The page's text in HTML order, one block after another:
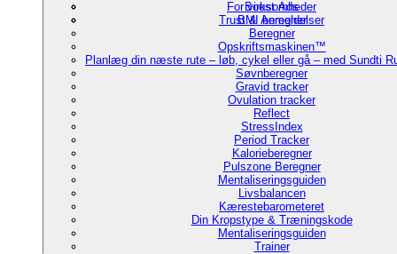
For virksomheder
BMI beregner
Beregner
Opskriftsmaskinen™
Planlæg din næste rute – løb, cykel eller gå – med Sundti
Søvnberegner
Gravid tracker
Ovulation tracker
Reflect
StressIndex
Period Tracker
Kalorieberegner
Pulszone Beregner
Mentaliseringsguiden
Livsbalancen
Kærestebarometeret
Din Kropstype & Træningskode
Mentaliseringsguiden
Trainer
Boost Ads
Trust & Anmeldelser